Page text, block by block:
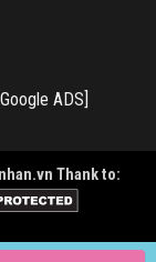
ADS
Thank to: